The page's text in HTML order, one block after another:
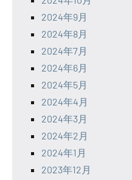
2024年9月
2024年8月
2024年7月
2024年6月
2024年5月
2024年4月
2024年3月
2024年2月
2024年1月
2023年12月